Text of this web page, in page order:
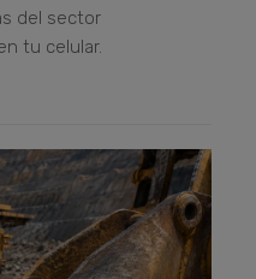
del sector
tu celular.